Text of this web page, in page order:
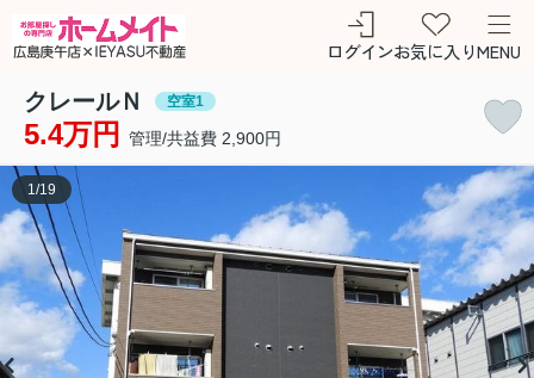
ログインお気に入りMENU
クレールＮ 空室1
5.4万円 管理/共益費 2,900円
1 /19